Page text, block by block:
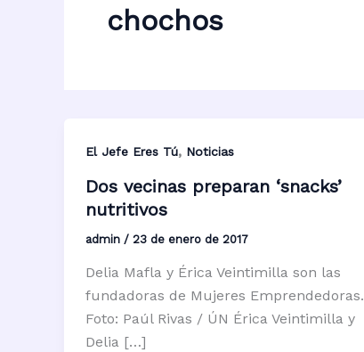
chochos
El Jefe Eres Tú, Noticias
Dos vecinas preparan ‘snacks’
nutritivos
admin / 23 de enero de 2017
Delia Mafla y Érica Veintimilla son las
fundadoras de Mujeres Emprendedoras.
Foto: Paúl Rivas / ÚN Érica Veintimilla y
Delia […]